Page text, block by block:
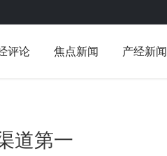
评论 焦点新闻 产经新闻
道第一